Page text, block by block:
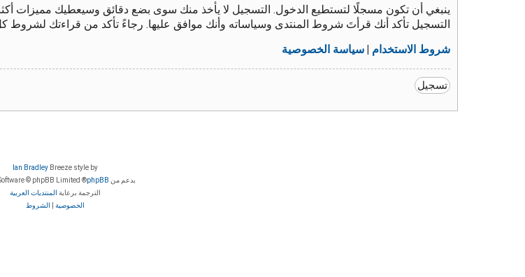
ينبغي أن تكون مسجلًا لتستطيع الدخول. التسجيل لا يأخذ منك سوى بضع دقائق وسيعطيك مميزات
التسجيل تأكد أنك قرأتَ شروط المنتدى وسياساته وأنك موافق عليها. رجاءً تأكد من قراءتك
شروط الاستخدام سياسة الخصوصية
تسجيل
Breeze style by
Ian Bradley
بدعم من phpBB
® Forum Software © phpBB Limited
الترجمة برعاية المنتديات العربية
الخصوصية
الشروط